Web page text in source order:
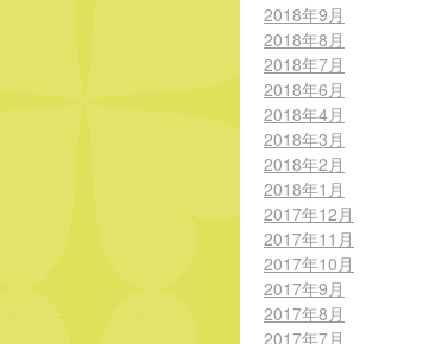
2018年9月
2018年8月
2018年7月
2018年6月
2018年4月
2018年3月
2018年2月
2018年1月
2017年12月
2017年11月
2017年10月
2017年9月
2017年8月
2017年7月